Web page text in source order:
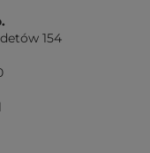
154